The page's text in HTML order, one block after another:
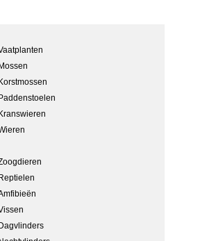
Mossen
Korstmossen
Paddenstoelen
Kranswieren
Reptielen
Dagvlinders